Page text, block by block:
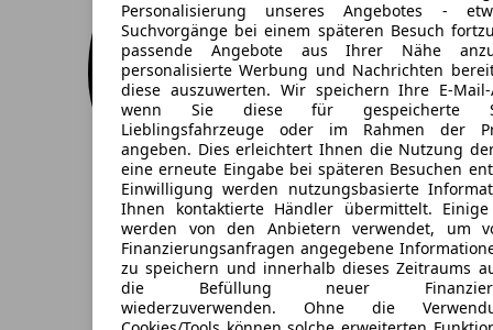
Personalisierung unseres Angebotes -
Suchvorgänge bei einem späteren Besuch
passende Angebote aus Ihrer Nähe
personalisierte Werbung und Nachrichten
diese auszuwerten. Wir speichern Ihre E-Mail-
wenn Sie diese für gespeicherte
Lieblingsfahrzeuge oder im Rahmen der
angeben. Dies erleichtert Ihnen die Nutzung
eine erneute Eingabe bei späteren Besuchen
Einwilligung werden nutzungsbasierte
Ihnen kontaktierte Händler übermittelt. Einige
werden von den Anbietern verwendet, um
Finanzierungsanfragen angegebene
zu speichern und innerhalb dieses Zeitraums
die Befüllung neuer
wiederzuverwenden. Ohne die